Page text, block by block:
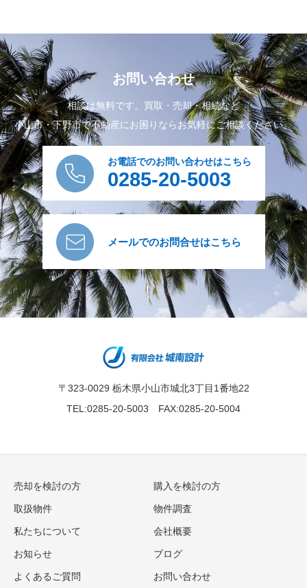
お問い合わせ
相談は無料です。買取・売却・相続など
小山市・下野市で不動産にお困りならお気軽にご相談ください。
お電話でのお問い合わせはこちら
0285-20-5003
メールでのお問合せはこちら
〒323-0029 栃木県小山市城北3丁目1番地22
TEL:0285-20-5003 FAX:0285-20-5004
売却を検討の方 購入を検討の方
取扱物件 物件調査
私たちについて 会社概要
お知らせ ブログ
よくあるご質問 お問い合わせ